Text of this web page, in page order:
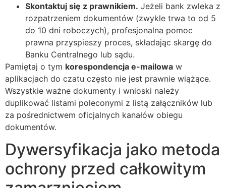
Skontaktuj się z prawnikiem. Jeżeli bank zwleka z
rozpatrzeniem dokumentów (zwykle trwa to od 5
do 10 dni roboczych), profesjonalna pomoc
prawna przyspieszy proces, składając skargę do
Banku Centralnego lub sądu.
Pamiętaj o tym korespondencja e-mailowa w
aplikacjach do czatu często nie jest prawnie wiążące.
Wszystkie ważne dokumenty i wnioski należy
duplikować listami poleconymi z listą załączników lub
za pośrednictwem oficjalnych kanałów obiegu
dokumentów.
Dywersyfikacja jako metoda
ochrony przed całkowitym